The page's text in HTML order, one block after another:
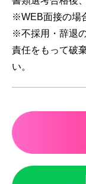
※WEB面接の場
※不採用・辞退
責任をもって破
い。